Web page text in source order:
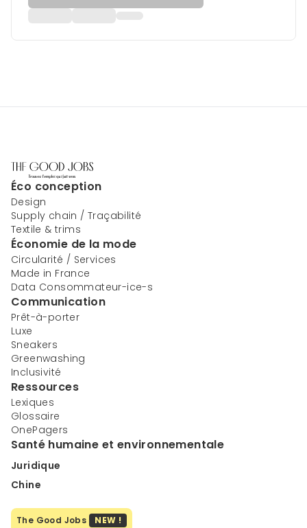
Éco conception
Design
Supply chain / Traçabilité
Textile & trims
Économie de la mode
Circularité / Services
Made in France
Data Consommateur-ice-s
Communication
Prêt-à-porter
Luxe
Sneakers
Greenwashing
Inclusivité
Ressources
Lexiques
Glossaire
OnePagers
Santé humaine et environnementale
Juridique
Chine
The Good Jobs NEW !